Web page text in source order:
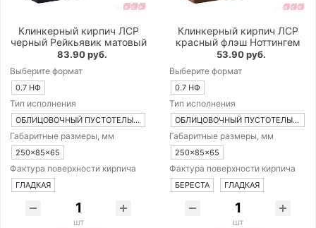
Клинкерный кирпич ЛСР
черный Рейкьявик матовый
83.90 руб.
Выберите формат
0.7 НФ
Тип исполнения
ОБЛИЦОВОЧНЫЙ ПУСТОТЕЛЫЙ КИРПИЧ
Габаритные размеры, мм
250×85×65
Фактура поверхности кирпича
ГЛАДКАЯ
шт
Клинкерный кирпич ЛСР
красный флэш Ноттингем
53.90 руб.
Выберите формат
0.7 НФ
Тип исполнения
ОБЛИЦОВОЧНЫЙ ПУСТОТЕЛЫЙ КИРПИЧ
Габаритные размеры, мм
250×85×65
Фактура поверхности кирпича
БЕРЕСТА ГЛАДКАЯ
шт